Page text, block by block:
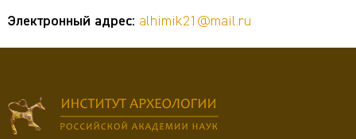
Электронный адрес: alhimik21@mail.ru